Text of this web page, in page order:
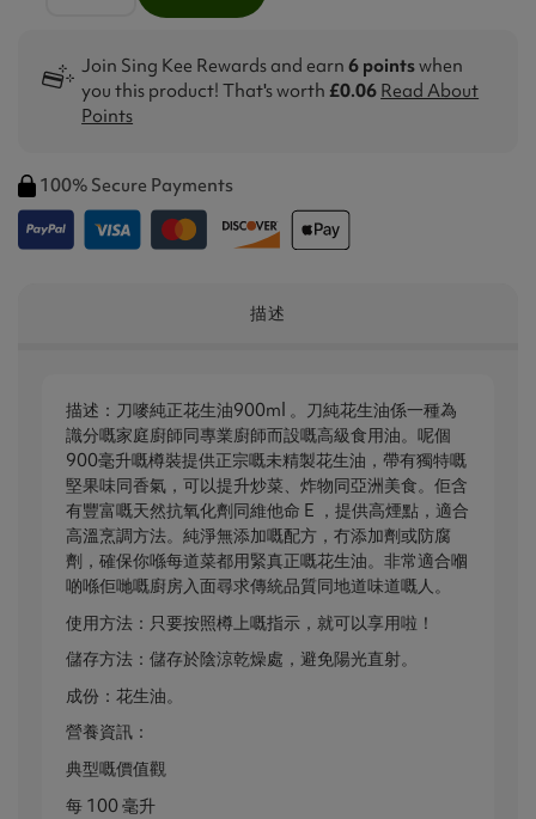
Join Sing Kee Rewards and earn6 pointswhen
you this product! That's worth £0.06 Read About
Points
100% Secure Payments
描述
描述：刀嘜純正花生油900ml 。刀純花生油係一種為
識分嘅家庭廚師同專業廚師而設嘅高級食用油。呢個
900毫升嘅樽裝提供正宗嘅未精製花生油，帶有獨特嘅
堅果味同香氣，可以提升炒菜、炸物同亞洲美食。佢含
有豐富嘅天然抗氧化劑同維他命 E ，提供高煙點，適合
高溫烹調方法。純淨無添加嘅配方，冇添加劑或防腐
劑，確保你喺每道菜都用緊真正嘅花生油。非常適合嗰
啲喺佢哋嘅廚房入面尋求傳統品質同地道味道嘅人。
使用方法：只要按照樽上嘅指示，就可以享用啦！
儲存方法：儲存於陰涼乾燥處，避免陽光直射。
成份：花生油。
營養資訊：
典型嘅價值觀
每 100 毫升